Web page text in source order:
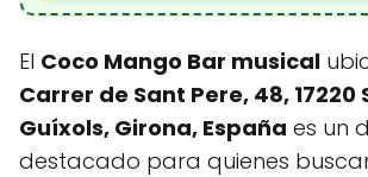
El Coco Mango Bar musical
Carrer de Sant Pere, 48, 17220
Guíxols, Girona, España es un
destacado para quienes